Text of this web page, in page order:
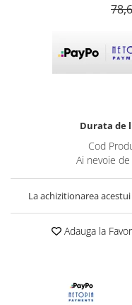
Durata de
Cod
Ai nevoie
La achizitionarea
Adauga la